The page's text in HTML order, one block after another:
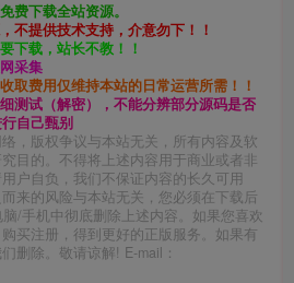
费下载全站资源。
不提供技术支持，介意勿下！！
下载，站长不教！！
采集
取费用仅维持本站的日常运营所需！！
测试（解密），不能分辨部分源码是否
自己甄别
，版权争议与本站无关，所有内容及软
目的。不得将上述内容用于商业或者非
户自负，我们不保证内容的长久可用
来的风险与本站无关，您必须在下载后
/手机中彻底删除上述内容。如果您喜欢
买注册，得到更好的正版服务。如果有
删除。敬请谅解! E-mail：